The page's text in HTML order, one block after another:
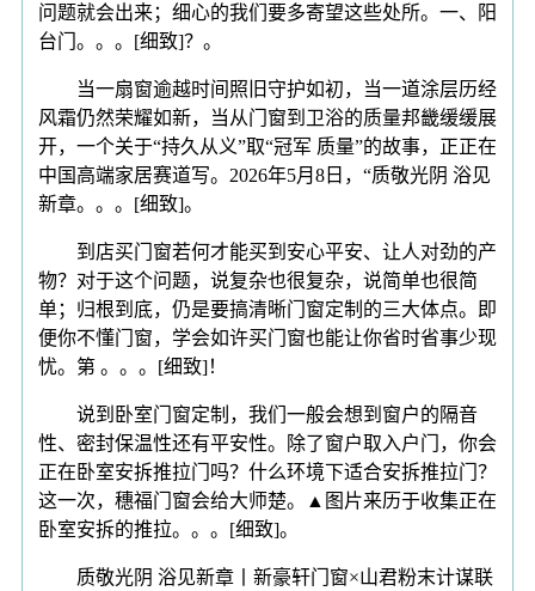
问题就会出来；细心的我们要多寄望这些处所。一、阳
台门。。。[细致]？。
当一扇窗逾越时间照旧守护如初，当一道涂层历经
风霜仍然荣耀如新，当从门窗到卫浴的质量邦畿缓缓展
开，一个关于“持久从义”取“冠军 质量”的故事，正正在
中国高端家居赛道写。2026年5月8日，“质敬光阴 浴见
新章。。。[细致]。
到店买门窗若何才能买到安心平安、让人对劲的产
物？对于这个问题，说复杂也很复杂，说简单也很简
单；归根到底，仍是要搞清晰门窗定制的三大体点。即
便你不懂门窗，学会如许买门窗也能让你省时省事少现
忧。第 。。。[细致]！
说到卧室门窗定制，我们一般会想到窗户的隔音
性、密封保温性还有平安性。除了窗户取入户门，你会
正在卧室安拆推拉门吗？什么环境下适合安拆推拉门？
这一次，穗福门窗会给大师楚。▲图片来历于收集正在
卧室安拆的推拉。。。[细致]。
质敬光阴 浴见新章丨新豪轩门窗×山君粉末计谋联